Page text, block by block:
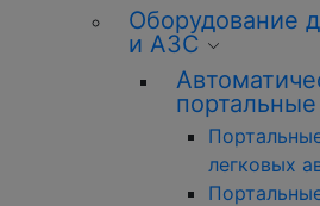
Оборудование
и АЗС
легковых